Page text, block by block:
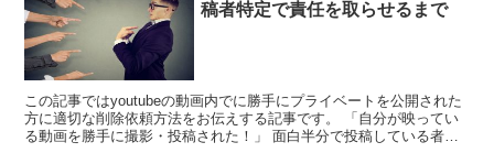
稿者特定で責任を取らせるまで
この記事ではyoutubeの動画内でに勝手にプライベートを公開された
方に適切な削除依頼方法をお伝えする記事です。 「自分が映ってい
る動画を勝手に撮影・投稿された！」 面白半分で投稿している者も